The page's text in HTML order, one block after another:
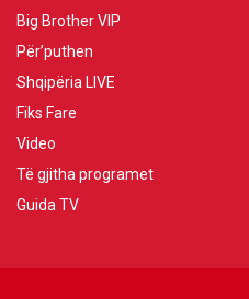
Big Brother VIP
Për’puthen
Shqipëria LIVE
Fiks Fare
Video
Të gjitha programet
Guida TV